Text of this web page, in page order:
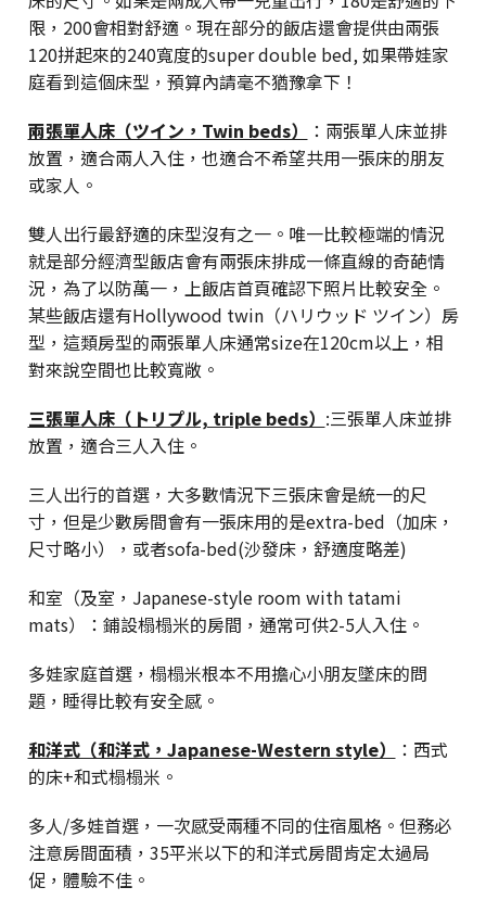
限，200會相對舒適。現在部分的飯店還會提供由兩張
120拼起來的240寬度的super double bed, 如果帶娃家
庭看到這個床型，預算內請毫不猶豫拿下！
兩張單人床（ツイン，Twin beds）
：兩張單人床並排
放置，適合兩人入住，也適合不希望共用一張床的朋友
或家人。
雙人出行最舒適的床型沒有之一。唯一比較極端的情況
就是部分經濟型飯店會有兩張床排成一條直線的奇葩情
況，為了以防萬一，上飯店首頁確認下照片比較安全。
某些飯店還有Hollywood twin（ハリウッド ツイン）房
型，這類房型的兩張單人床通常size在120cm以上，相
對來說空間也比較寬敞。
三張單人床（トリプル, triple beds） :三張單人床並排
放置，適合三人入住。
三人出行的首選，大多數情況下三張床會是統一的尺
寸，但是少數房間會有一張床用的是extra-bed（加床，
尺寸略小），或者sofa-bed(沙發床，舒適度略差)
和室（及室，Japanese-style room with tatami
mats）：鋪設榻榻米的房間，通常可供2-5人入住。
多娃家庭首選，榻榻米根本不用擔心小朋友墜床的問
題，睡得比較有安全感。
和洋式（和洋式，Japanese-Western style）
：西式
的床+和式榻榻米。
多人/多娃首選，一次感受兩種不同的住宿風格。但務必
注意房間面積，35平米以下的和洋式房間肯定太過局
促，體驗不佳。